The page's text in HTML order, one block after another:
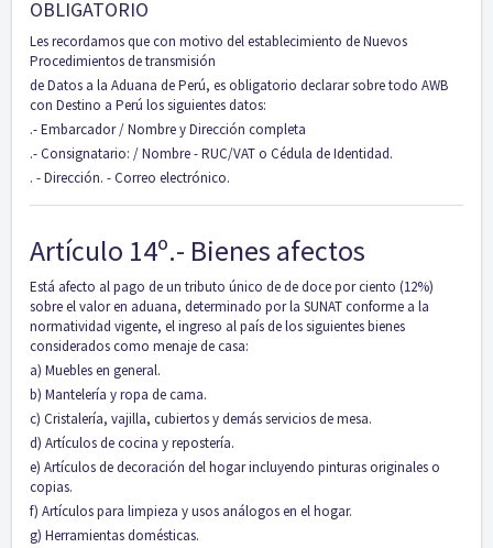
OBLIGATORIO
Les recordamos que con motivo del establecimiento de Nuevos
Procedimientos de transmisión
de Datos a la Aduana de Perú, es obligatorio declarar sobre todo AWB
con Destino a Perú los siguientes datos:
.- Embarcador / Nombre y Dirección completa
.- Consignatario: / Nombre - RUC/VAT o Cédula de Identidad.
. - Dirección. - Correo electrónico.
Artículo 14º.- Bienes afectos
Está afecto al pago de un tributo único de de doce por ciento (12%)
sobre el valor en aduana, determinado por la SUNAT conforme a la
normatividad vigente, el ingreso al país de los siguientes bienes
considerados como menaje de casa:
a) Muebles en general.
b) Mantelería y ropa de cama.
c) Cristalería, vajilla, cubiertos y demás servicios de mesa.
d) Artículos de cocina y repostería.
e) Artículos de decoración del hogar incluyendo pinturas originales o
copias.
f) Artículos para limpieza y usos análogos en el hogar.
g) Herramientas domésticas.